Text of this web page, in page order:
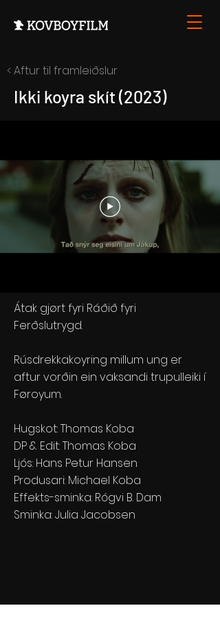
< Aftur til framleiðslur
Ikki koyra skít (2023)
Átak gjørt fyri Ráðið fyri
Ferðslutrygd.
Rúsdrekkakoyring millum ung er
aftur vorðin ein vaksandi trupulleiki í
Føroyum.
Hugskot: Thomas Koba
DP & Edit: Thomas Koba
Ljós: Hans Petur Hansen
Produsari: Michael Koba
Effekts-sminka: Rógvi B. Dam
Sminka: Julia Jacobsen